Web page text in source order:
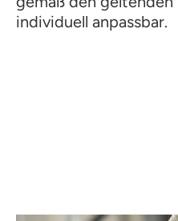
individuell anpassbar.